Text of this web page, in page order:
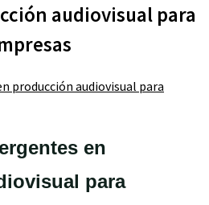
audiovisual para
en
para